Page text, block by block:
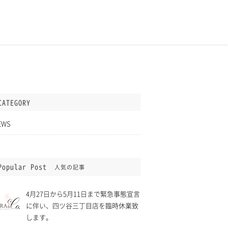
Post 人気の記事
4月27日から5月11日まで緊急事態宣言
に伴い、四ツ谷三丁目店を臨時休業致
します。